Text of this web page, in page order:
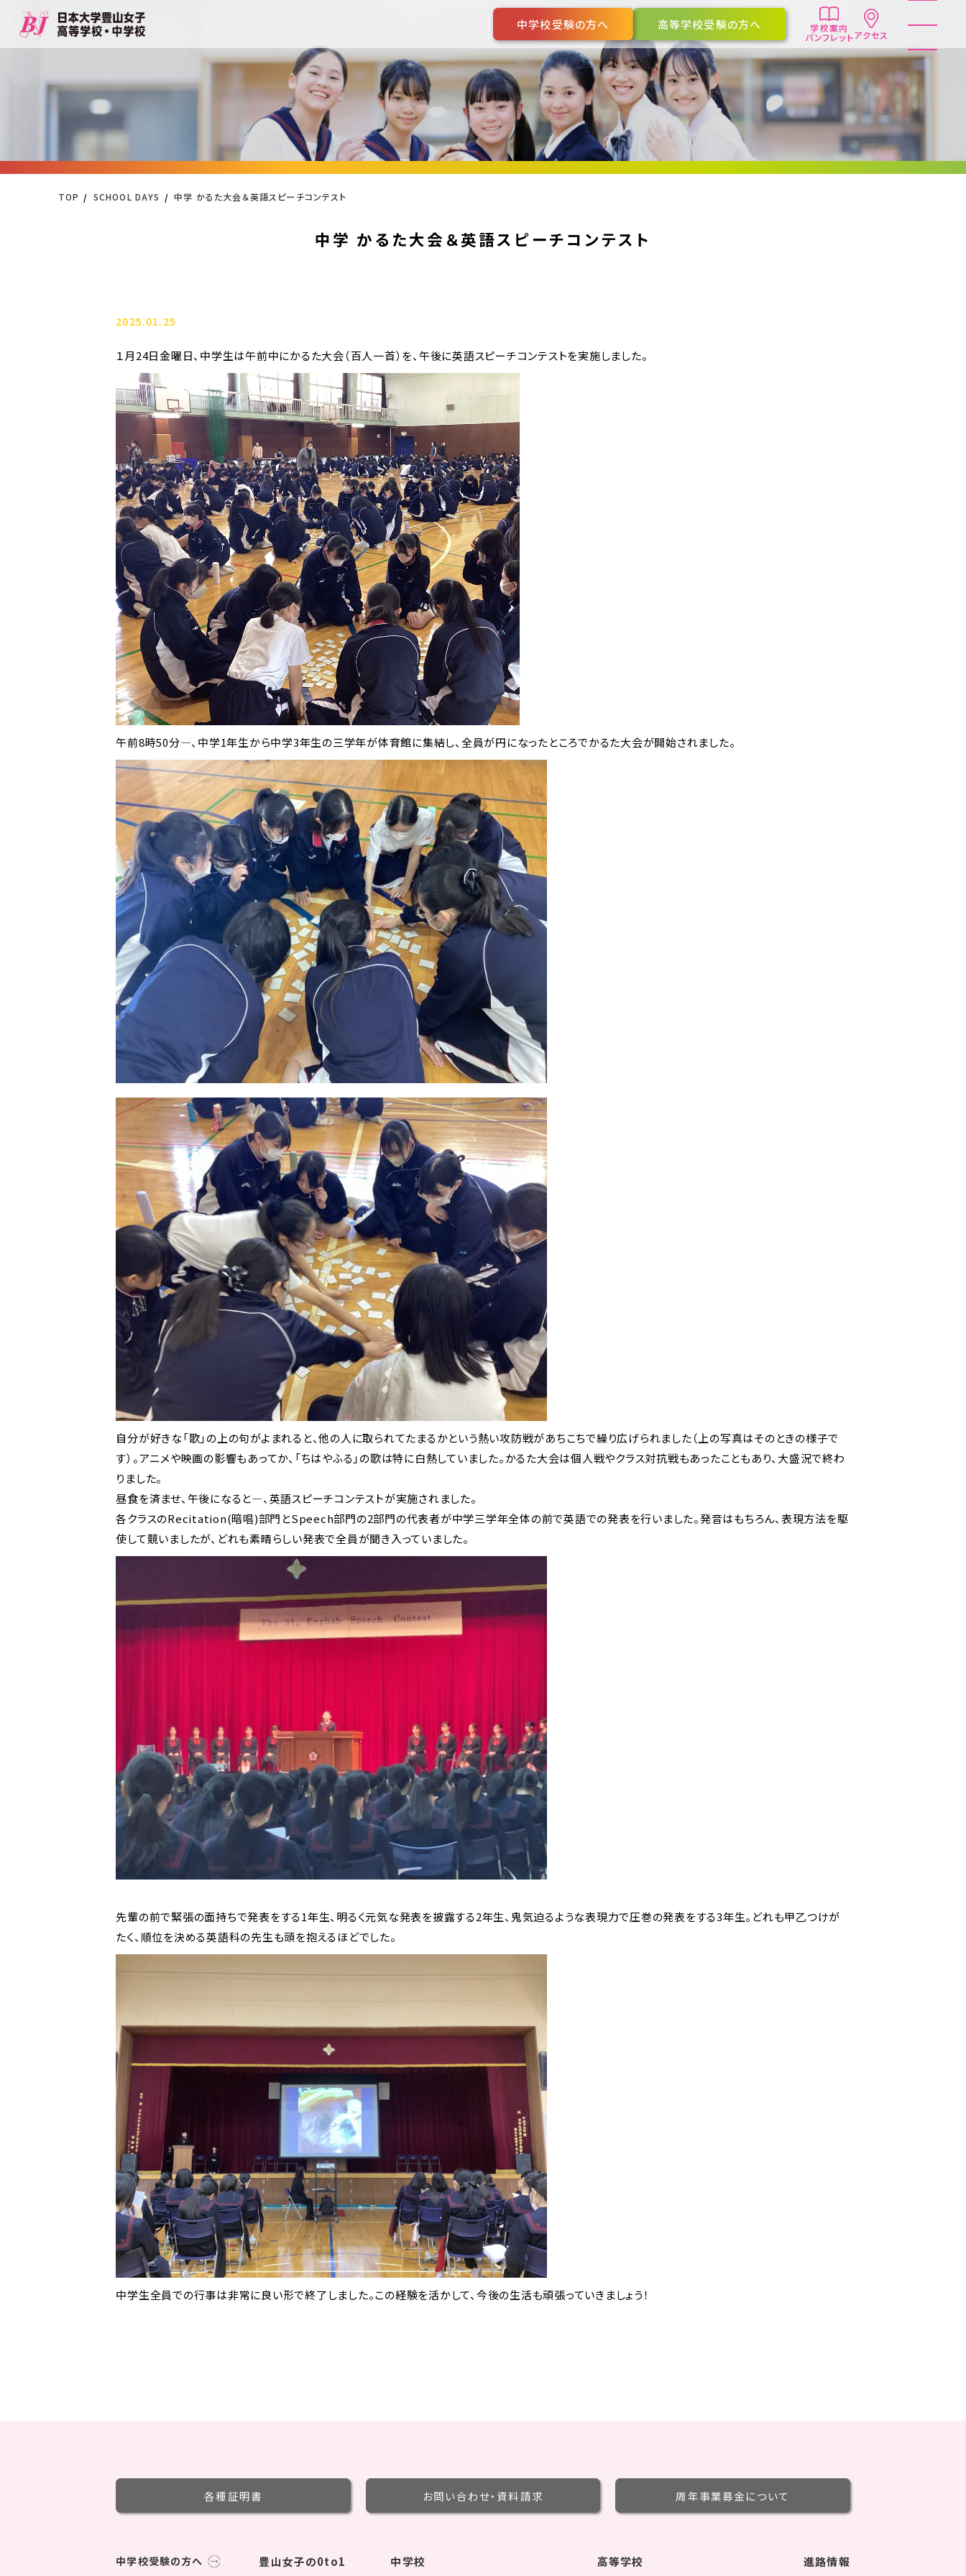
中学校受験の方へ 高等学校受験の方へ 学校案内
パンフレットアクセス
TOP SCHOOL DAYS 中学 かるた大会＆英語スピーチコンテスト
中学 かるた大会＆英語スピーチコンテスト
2025.01.25
１月24日金曜日、中学生は午前中にかるた大会（百人一首）を、午後に英語スピーチコンテストを実施しました。
午前8時50分―、中学1年生から中学3年生の三学年が体育館に集結し、全員が円になったところでかるた大会が開始されました。
自分が好きな「歌」の上の句がよまれると、他の人に取られてたまるかという熱い攻防戦があちこちで繰り広げられました（上の写真はそのときの様子で
す）。アニメや映画の影響もあってか、「ちはやふる」の歌は特に白熱していました。かるた大会は個人戦やクラス対抗戦もあったこともあり、大盛況で終わ
りました。
昼食を済ませ、午後になると―、英語スピーチコンテストが実施されました。
各クラスのRecitation(暗唱)部門とSpeech部門の2部門の代表者が中学三学年全体の前で英語での発表を行いました。発音はもちろん、表現方法を駆
使して競いましたが、どれも素晴らしい発表で全員が聞き入っていました。
先輩の前で緊張の面持ちで発表をする1年生、明るく元気な発表を披露する2年生、鬼気迫るような表現力で圧巻の発表をする3年生。どれも甲乙つけが
たく、順位を決める英語科の先生も頭を抱えるほどでした。
中学生全員での行事は非常に良い形で終了しました。この経験を活かして、今後の生活も頑張っていきましょう！
各種証明書 お問い合わせ・ 資料請求 周年事業募金について
中学校受験の方へ 豊山女子の0to1 中学校 高等学校 進路情報